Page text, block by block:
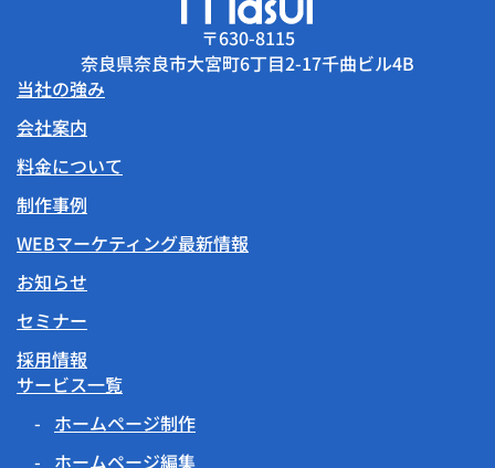
〒630-8115
奈良県奈良市大宮町6丁目2-17千曲ビル4B
当社の強み
会社案内
料金について
制作事例
WEBマーケティング最新情報
お知らせ
セミナー
採用情報
サービス一覧
ホームページ制作
ホームページ編集